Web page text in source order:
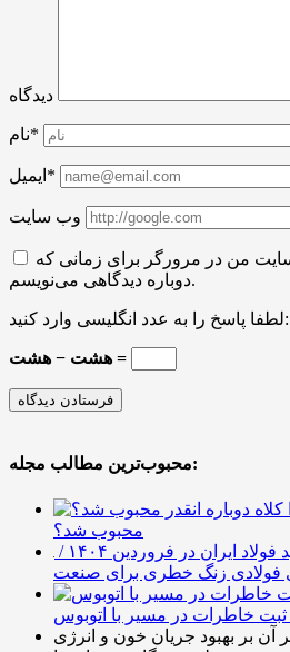
دیدگاه
نام*
ایمیل*
وب سایت
من در مرورگر برای زمانی که
دوباره دیدگاهی می‌نویسم.
لطفا پاسخ را به عدد انگلیسی وارد کنید:
هشت − هشت =
محبوب‌ترین مطالب مجله:
محبوب شد؟
افزایش ۴.۶ درصدی تولید فولاد ایران در فروردین ۱۴۰۴ /
فولادی زنگ خطری برای صنعت
خاطرات در مسیر با اتوبوس
آن بر بهبود جریان خون و انرژی